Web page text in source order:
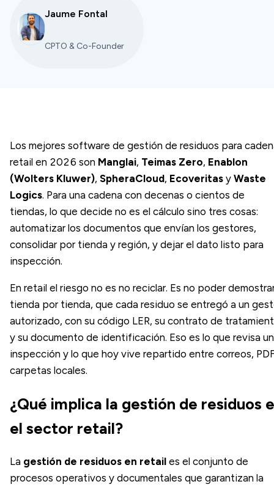
Jaume Fontal
CPTO & Co-Founder
Los mejores software de gestión de residuos para
retail en 2026 son Manglai, Teimas Zero, Enablon
(Wolters Kluwer), SpheraCloud, Ecoveritas y Waste
Logics. Para una cadena con decenas o cientos de
tiendas, lo que decide no es el cálculo sino tres cosas:
automatizar los documentos que envían los gestores,
consolidar por tienda y región, y dejar el dato listo para
inspección.
En retail el riesgo no es no reciclar. Es no poder
tienda por tienda, que cada residuo se entregó a un
autorizado, con su código LER, su contrato de
y su documento de identificación. Eso es lo que revisa
inspección y lo que hoy vive repartido entre correos,
carpetas locales.
¿Qué implica la gestión de residuos
el sector retail?
La gestión de residuos en retail es el conjunto de
procesos operativos y documentales que garantizan la